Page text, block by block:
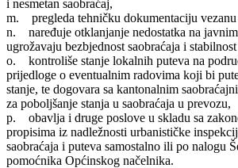
i nesmetan saobraćaj,
m. pregleda tehničku dokumentaciju vezanu
n. naređuje otklanjanje nedostatka na
ugrožavaju bezbjednost saobraćaja i
o. kontroliše stanje lokalnih puteva na
prijedloge o eventualnim radovima koji bi
stanje, te dogovara sa kantonalnim
za poboljšanje stanja u saobraćaja u prevozu,
p. obavlja i druge poslove u skladu sa
propisima iz nadležnosti urbanističke
saobraćaja i puteva samostalno ili po nalogu
pomoćnika Općinskog načelnika.